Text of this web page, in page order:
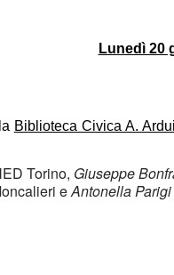
Lunedì 20
Biblioteca Civica A.
Torino, Giuseppe
e Antonella Parigi